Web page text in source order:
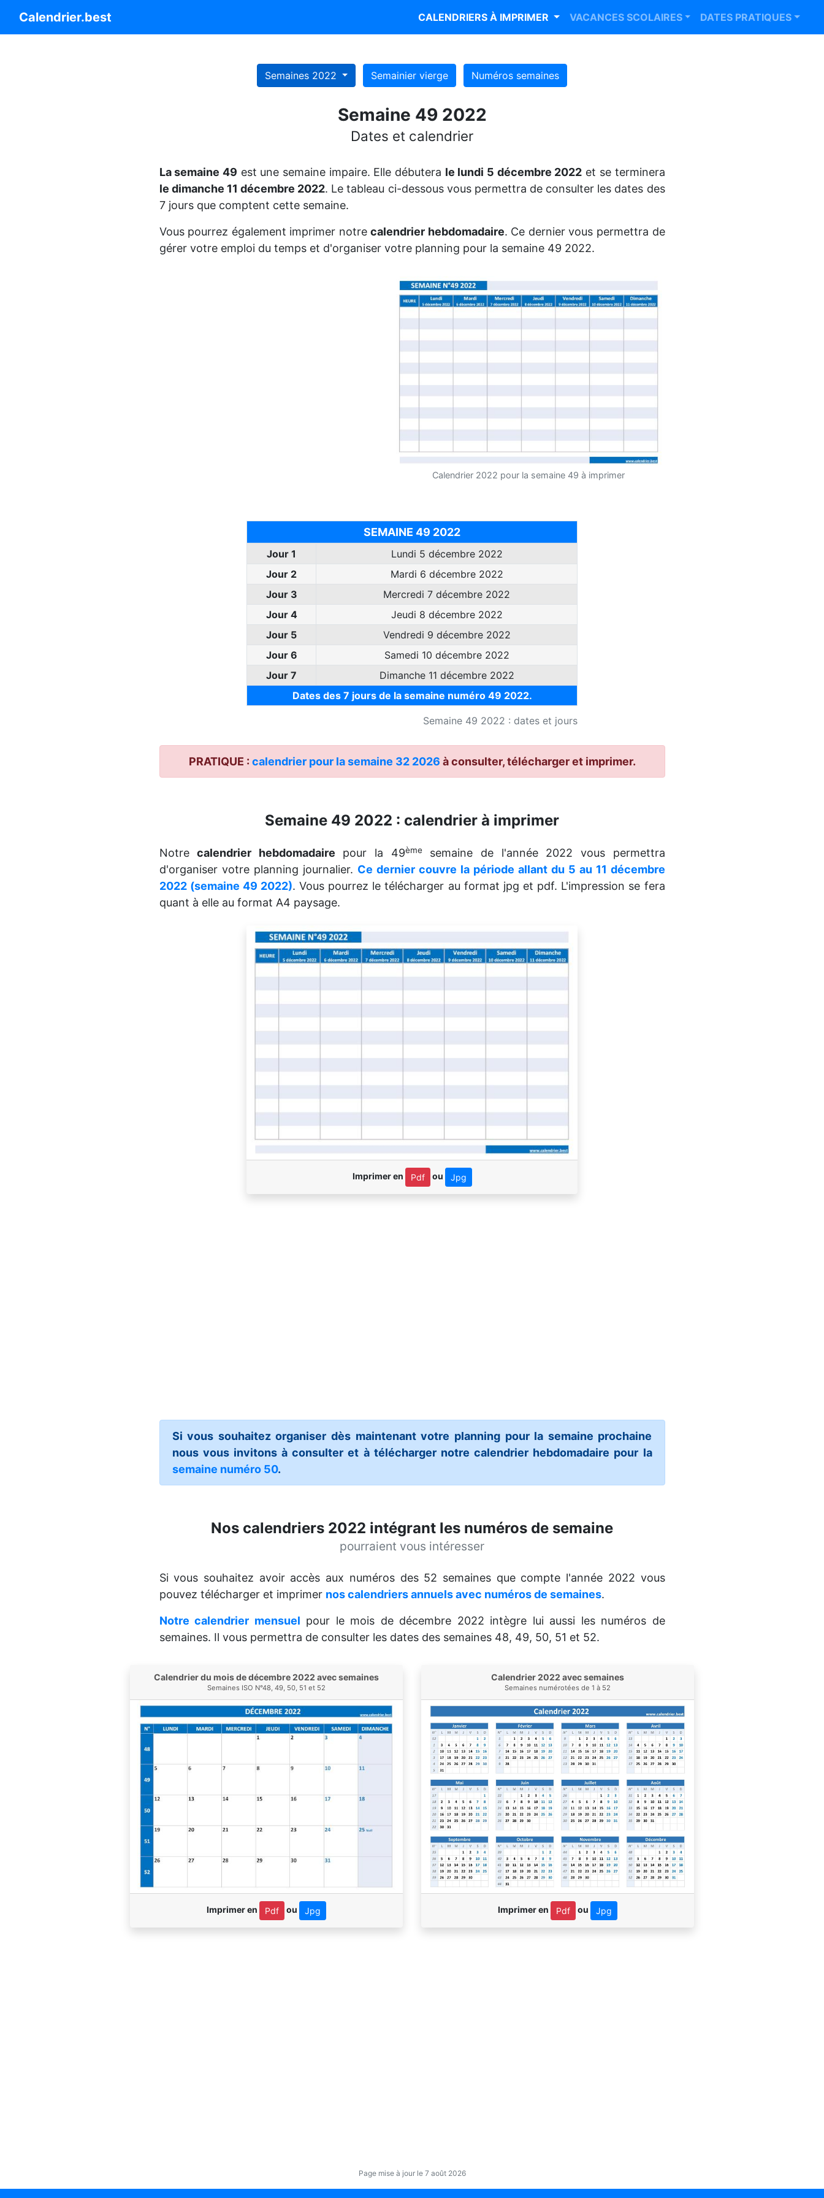
Calendrier.best CALENDRIERS À IMPRIMER VACANCES SCOLAIRES DATES PRATIQUES
Semaines 2022 Semainier vierge Numéros semaines
Semaine 49 2022
Dates et calendrier
La semaine 49 est une semaine impaire. Elle débutera le lundi 5 décembre 2022 et se terminera
le dimanche 11 décembre 2022. Le tableau ci-dessous vous permettra de consulter les dates des
7 jours que comptent cette semaine.
Vous pourrez également imprimer notrecalendrier hebdomadaire. Ce dernier vous permettra de
gérer votre emploi du temps et d'organiser votre planning pour la semaine 49 2022.
Calendrier 2022 pour la semaine 49 à imprimer
Semaine 49 2022 : dates et jours
SEMAINE 49 2022
Jour 1
Lundi 5 décembre 2022
Jour 2
Mardi 6 décembre 2022
Jour 3
Mercredi 7 décembre 2022
Jour 4
Jeudi 8 décembre 2022
Jour 5
Vendredi 9 décembre 2022
Jour 6
Samedi 10 décembre 2022
Jour 7
Dimanche 11 décembre 2022
Dates des 7 jours de la semaine numéro 49 2022.
PRATIQUE : calendrier pour la semaine 32 2026 à consulter, télécharger et imprimer.
Semaine 49 2022 : calendrier à imprimer
Notrecalendrier hebdomadaire pour la 49èmesemaine de l'année 2022 vous permettra
d'organiser votre planning journalier. Ce dernier couvre la période allant du 5 au 11 décembre
2022 (semaine 49 2022). Vous pourrez le télécharger au format jpg et pdf. L'impression se fera
quant à elle au format A4 paysage.
Imprimer en Pdf ou Jpg
Si vous souhaitez organiser dès maintenant votre planning pour la semaine prochaine
nous vous invitons à consulter et à télécharger notre calendrier hebdomadaire pour la
semaine numéro 50.
Nos calendriers 2022 intégrant les numéros de semaine
pourraient vous intéresser
Si vous souhaitez avoir accès aux numéros des 52 semaines que compte l'année 2022 vous
pouvez télécharger et imprimer nos calendriers annuels avec numéros de semaines.
Notre calendrier mensuel pour le mois de décembre 2022 intègre lui aussi les numéros de
semaines. Il vous permettra de consulter les dates des semaines 48, 49, 50, 51 et 52.
Calendrier du mois de décembre 2022 avec semaines
Semaines ISO N°48, 49, 50, 51 et 52
Imprimer en Pdf ou Jpg
Calendrier 2022 avec semaines
Semaines numérotées de 1 à 52
Imprimer en Pdf ou Jpg
Page mise à jour le 7 août 2026